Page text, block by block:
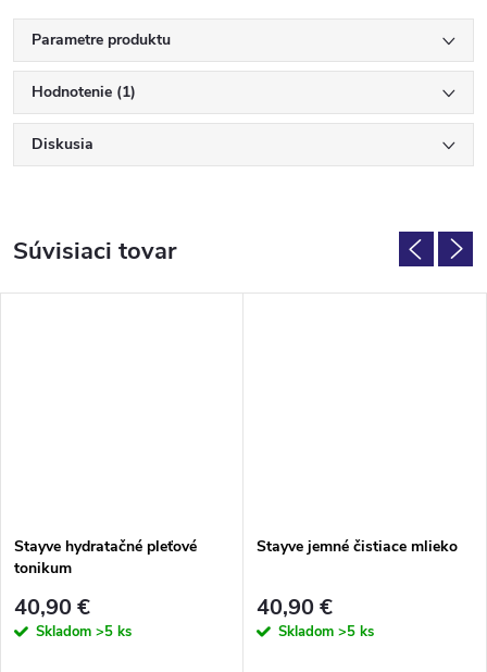
Parametre produktu
Hodnotenie (1)
Diskusia
Súvisiaci tovar
Stayve hydratačné pleťové
tonikum
40,90 €
Skladom >5 ks
Stayve jemné čistiace mlieko
40,90 €
Skladom >5 ks